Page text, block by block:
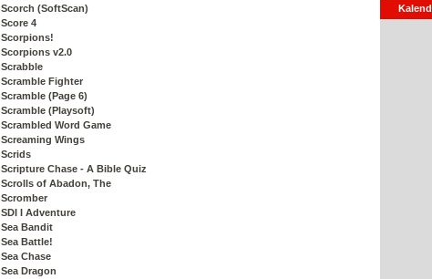
Scorch (SoftScan)
Score 4
Scorpions!
Scorpions v2.0
Scrabble
Scramble Fighter
Scramble (Page 6)
Scramble (Playsoft)
Scrambled Word Game
Screaming Wings
Scrids
Scripture Chase - A Bible Quiz
Scrolls of Abadon, The
Scromber
SDI I Adventure
Sea Bandit
Sea Battle!
Sea Chase
Sea Dragon